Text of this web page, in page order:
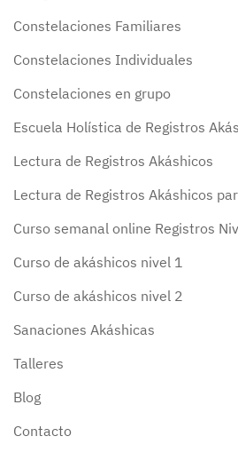
Constelaciones Familiares
Constelaciones Individuales
Constelaciones en grupo
Escuela Holística de Registros
Lectura de Registros Akáshicos
Lectura de Registros Akáshicos
Curso semanal online Registros
Curso de akáshicos nivel 1
Curso de akáshicos nivel 2
Sanaciones Akáshicas
Talleres
Blog
Contacto